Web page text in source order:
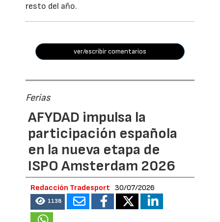
resto del año.
ver/escribir comentarios
Ferias
AFYDAD impulsa la
participación española
en la nueva etapa de
ISPO Amsterdam 2026
Redacción Tradesport 30/07/2026
1138